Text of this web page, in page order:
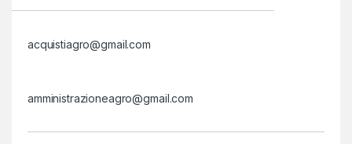
acquistiagro@gmail.com
amministrazioneagro@gmail.com